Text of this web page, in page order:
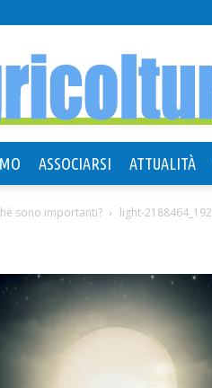
ASSOCIARSI ATTUALITÀ
sono importanti? light-